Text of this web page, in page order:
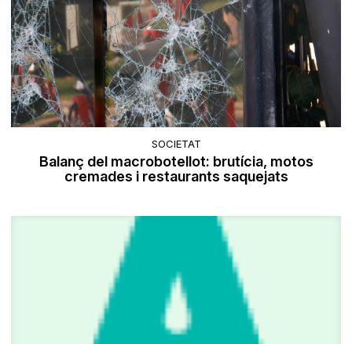
SOCIETAT
Balanç del macrobotellot: brutícia, motos
cremades i restaurants saquejats